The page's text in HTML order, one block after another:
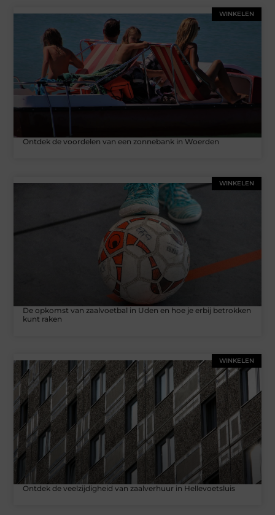
WINKELEN
Ontdek de voordelen van een zonnebank in Woerden
WINKELEN
De opkomst van zaalvoetbal in Uden en hoe je erbij betrokken
kunt raken
WINKELEN
Ontdek de veelzijdigheid van zaalverhuur in Hellevoetsluis